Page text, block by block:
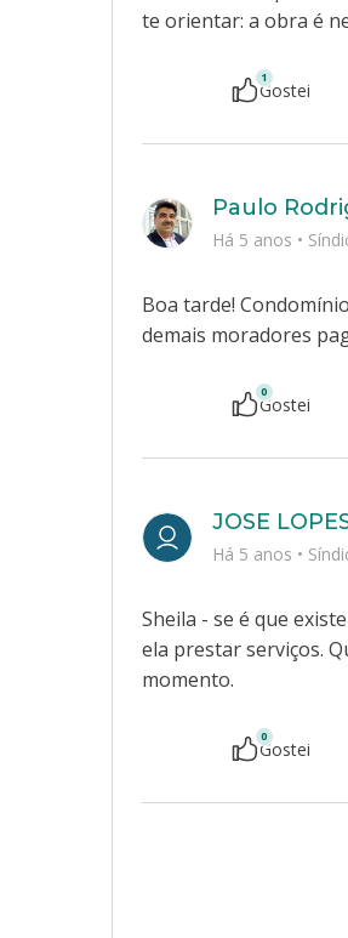
te orientar: a obra é
1
Gostei
Boa tarde!
demais moradores
Paulo
Há 5 anos •
0
Gostei
Sheila - se é que
ela prestar serviços.
momento.
JOSE
Há 5 anos •
0
Gostei